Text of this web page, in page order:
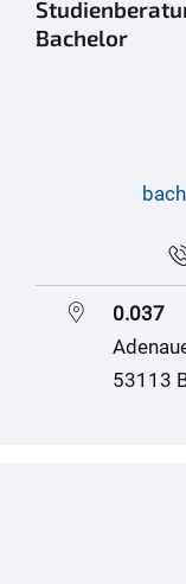
Bachelor
0.037
53113